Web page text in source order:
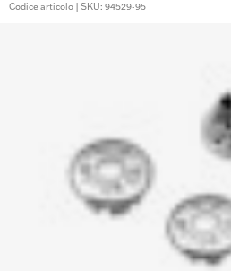
Codice articolo | SKU: 94529-95